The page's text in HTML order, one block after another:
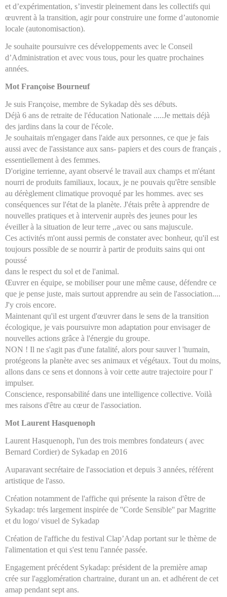
et d’expérimentation, s’investir pleinement dans les collectifs qui
œuvrent à la transition, agir pour construire une forme d’autonomie
locale (autonomisaction).
Je souhaite poursuivre ces développements avec le Conseil
d’Administration et avec vous tous, pour les quatre prochaines
années.
Mot Françoise Bourneuf
Je suis Françoise, membre de Sykadap dès ses débuts.
Déjà 6 ans de retraite de l'éducation Nationale .....Je mettais déjà
des jardins dans la cour de l'école.
Je souhaitais m'engager dans l'aide aux personnes, ce que je fais
aussi avec de l'assistance aux sans- papiers et des cours de français ,
essentiellement à des femmes.
D'origine terrienne, ayant observé le travail aux champs et m'étant
nourri de produits familiaux, locaux, je ne pouvais qu'être sensible
au dérèglement climatique provoqué par les hommes. avec ses
conséquences sur l'état de la planète. J'étais prête à apprendre de
nouvelles pratiques et à intervenir auprès des jeunes pour les
éveiller à la situation de leur terre ,,avec ou sans majuscule.
Ces activités m'ont aussi permis de constater avec bonheur, qu'il est
toujours possible de se nourrir à partir de produits sains qui ont
poussé
dans le respect du sol et de l'animal.
Œuvrer en équipe, se mobiliser pour une même cause, défendre ce
que je pense juste, mais surtout apprendre au sein de l'association....
J'y crois encore.
Maintenant qu'il est urgent d'œuvrer dans le sens de la transition
écologique, je vais poursuivre mon adaptation pour envisager de
nouvelles actions grâce à l'énergie du groupe.
NON ! Il ne s'agit pas d'une fatalité, alors pour sauver l 'humain,
protégeons la planète avec ses animaux et végétaux. Tout du moins,
allons dans ce sens et donnons à voir cette autre trajectoire pour l'
impulser.
Conscience, responsabilité dans une intelligence collective. Voilà
mes raisons d'être au cœur de l'association.
Mot Laurent Hasquenoph
Laurent Hasquenoph, l'un des trois membres fondateurs ( avec
Bernard Cordier) de Sykadap en 2016
Auparavant secrétaire de l'association et depuis 3 années, référent
artistique de l'asso.
Création notamment de l'affiche qui présente la raison d'être de
Sykadap: trés largement inspirée de ''Corde Sensible'' par Magritte
et du logo/ visuel de Sykadap
Création de l'affiche du festival Clap’Adap portant sur le thème de
l'alimentation et qui s'est tenu l'année passée.
Engagement précédent Sykadap: président de la première amap
crée sur l'agglomération chartraine, durant un an. et adhérent de cet
amap pendant sept ans.